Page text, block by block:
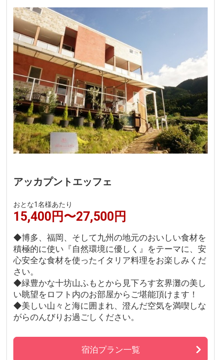
九州発
周辺の宿泊施設
アッカプントエッフェ
おとな1名様あたり
15,400円〜27,500円
◆博多、福岡、そして九州の地元のおいしい食材を
積極的に使い『自然環境に優しく』をテーマに、安
心安全な食材を使ったイタリア料理をお楽しみくだ
さい。
◆緑豊かな十坊山ふもとから見下ろす玄界灘の美し
い眺望をロフト内のお部屋からご堪能頂けます！
◆美しい山々と海に囲まれ、澄んだ空気を満喫しな
がらのんびりお過ごしください。
宿泊プラン一覧